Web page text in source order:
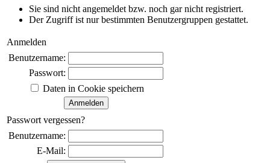
Sie sind nicht angemeldet bzw. noch gar nicht registriert.
Der Zugriff ist nur bestimmten Benutzergruppen gestattet.
Anmelden
Benutzername:
Passwort:
Daten in Cookie speichern
Passwort vergessen?
Benutzername:
E-Mail: